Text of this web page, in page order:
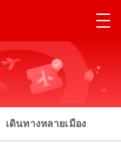
เดินทางหลายเมือง